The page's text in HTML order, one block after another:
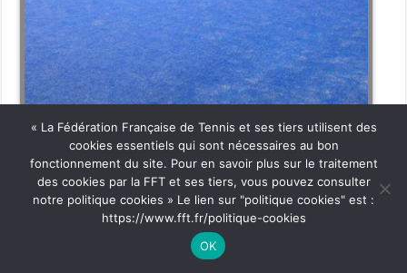
« La Fédération Française de Tennis et ses tiers utilisent des
cookies essentiels qui sont nécessaires au bon
fonctionnement du site. Pour en savoir plus sur le traitement
des cookies par la FFT et ses tiers, vous pouvez consulter
notre politique cookies » Le lien sur "politique cookies" est :
https://www.fft.fr/politique-cookies
OK